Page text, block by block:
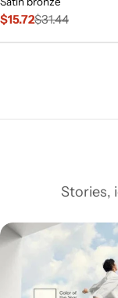
Sale
price
$15.72
Regular
price
$31.44
Stories,